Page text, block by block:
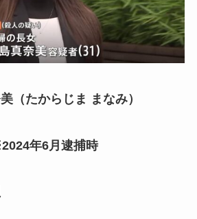
（たからじま まなみ）
年6月逮捕時